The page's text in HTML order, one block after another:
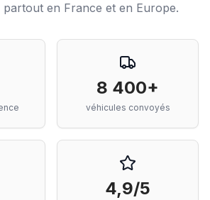
en France et en Europe.
8 400+
véhicules convoyés
4,9/5